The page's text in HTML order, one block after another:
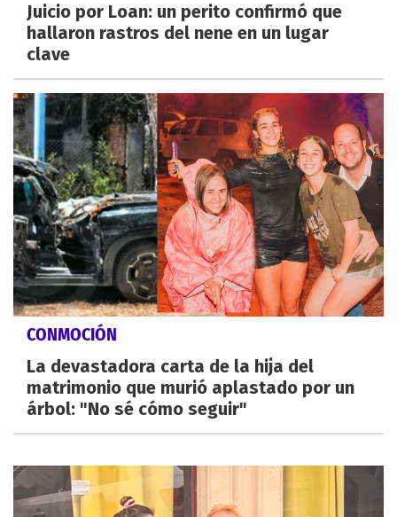
Juicio por Loan: un perito confirmó que
hallaron rastros del nene en un lugar
clave
CONMOCIÓN
La devastadora carta de la hija del
matrimonio que murió aplastado por un
árbol: "No sé cómo seguir"